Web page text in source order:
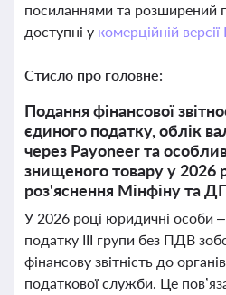
посиланнями та розширений
доступні у комерційній
Стисло про головне:
Подання фінансової
єдиного податку, облік
через Payoneer та
знищеного товару у 2026
роз'яснення Мінфіну та
У 2026 році юридичні особи
податку ІІІ групи без ПДВ
фінансову звітність до
податкової служби. Це